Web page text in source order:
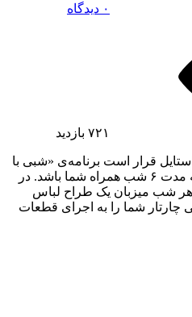
۰ دیدگاه
۷۲۱ بازدید
دیجی‌استایل قرار است برنامه‌ی «شبی با
استایل» با موضوع مد و فشن به مدت ۶ شب همراه شما باشد. در
هر شب میزبان یک طراح لباس
چارتار شما را به اجرای قطعات